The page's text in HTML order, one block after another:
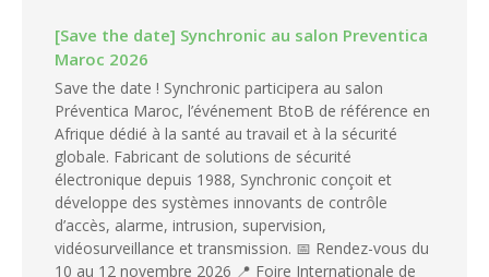
[Save the date] Synchronic au salon Preventica
Maroc 2026
Save the date ! Synchronic participera au salon
Préventica Maroc, l’événement BtoB de référence en
Afrique dédié à la santé au travail et à la sécurité
globale. Fabricant de solutions de sécurité
électronique depuis 1988, Synchronic conçoit et
développe des systèmes innovants de contrôle
d’accès, alarme, intrusion, supervision,
vidéosurveillance et transmission. 📅 Rendez-vous du
10 au 12 novembre 2026 📍 Foire Internationale de